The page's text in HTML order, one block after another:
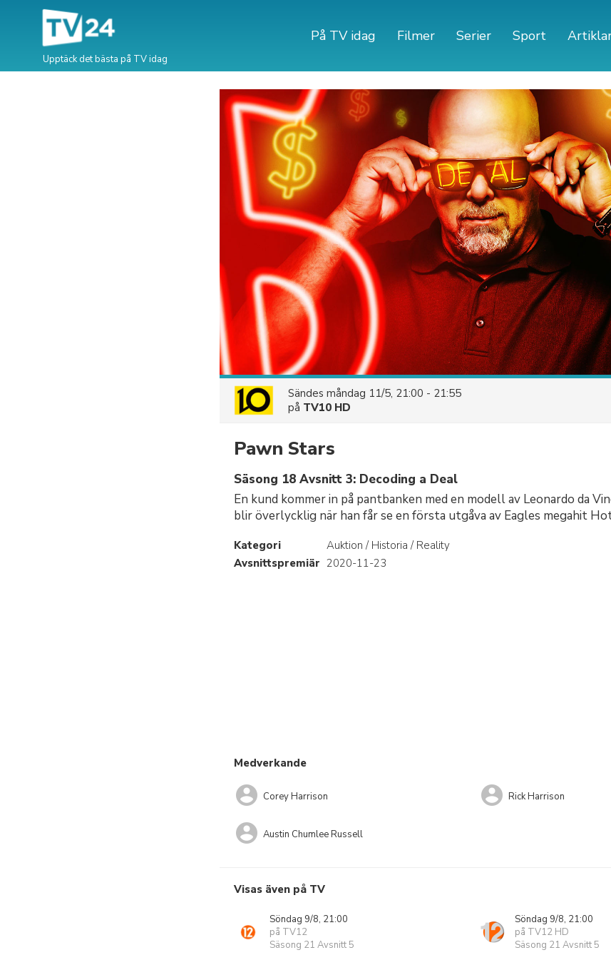
Upptäck det bästa på TV idag
På TV idag Filmer Serier Sport
Sändes måndag 11/5, 21:00 - 21:55
på TV10 HD
Pawn Stars
Säsong 18 Avsnitt 3: Decoding a Deal
En kund kommer in på pantbanken med en modell av Leonardo da
blir överlycklig när han får se en första utgåva av Eagles megahit
Kategori
Auktion / Historia / Reality
Avsnittspremiär 2020-11-23
Medverkande
Corey Harrison Rick Harrison
Austin Chumlee Russell
Visas även på TV
Söndag 9/8, 21:00
på TV12
Säsong 21 Avsnitt 5
Söndag 9/8, 21:00
på TV12 HD
Säsong 21 Avsnitt 5